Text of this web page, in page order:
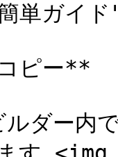
ガイド
ピー**
ー内で